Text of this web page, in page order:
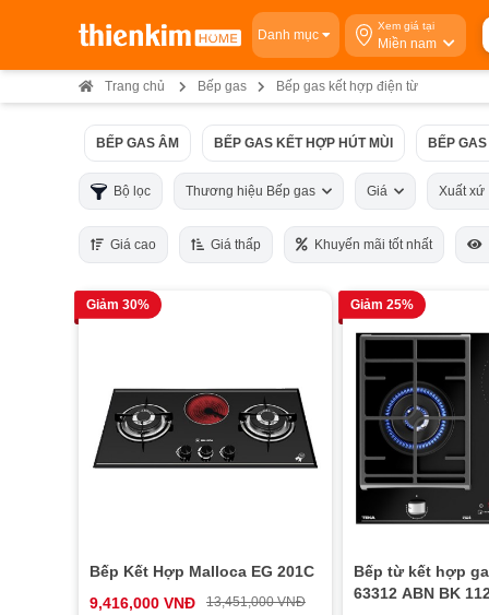
Danh mục
Xem giá tại
Miền nam
Trang chủ Bếp gas Bếp gas kết hợp điện từ
BẾP GAS ÂM BẾP GAS KẾT HỢP HÚT MÙI BẾP
Bộ lọc Thương hiệu Bếp gas Giá Xuất xứ
Giá cao Giá thấp Khuyến mãi tốt nhất
Giảm 30%
Bếp Kết Hợp Malloca EG 201C
9,416,000 VNĐ
13,451,000 VNĐ
Giảm 25%
Bếp từ kết hợp
63312 ABN BK